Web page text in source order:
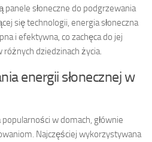
słoneczne do podgrzewania
się technologii, energia słoneczna
i efektywna, co zachęca do jej
dziedzinach życia.
energii słonecznej w
w domach, głównie
Najczęściej wykorzystywana